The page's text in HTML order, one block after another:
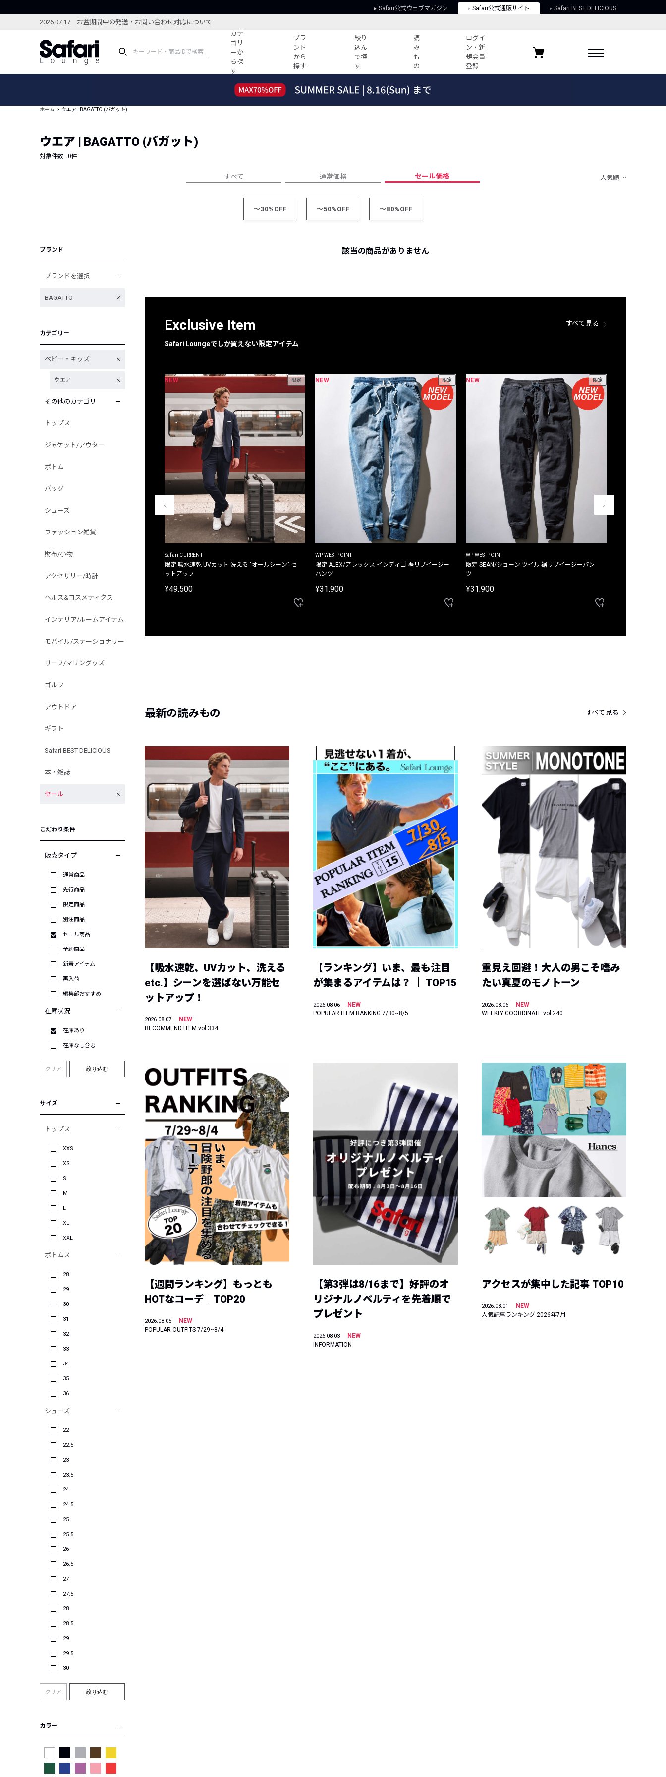
Safari公式ウェブマガジン Safari公式通販サイト Safari BEST DELICIOUS
2026.07.17 お盆期間中の発送・お問い合わせ対応について
カテ
ゴリ
ーか
ら探
す
ブラ
ンド
から
探す
絞り
込ん
で探
す
読
み
も
の
ログイ
ン・新
規会員
登録
ブランドから探す
新着アイテム
編集部のおすすめアイテム
コーディネート
すべての記事
人気記事ランキング
ウィークリーコーデ
プライバシーポリシー
お気に入りブランド
ホーム ウエア | BAGATTO (バガット)
ウエア | BAGATTO (バガット)
対象件数 : 0件
すべて 通常価格 セール価格 人気順
～30%OFF ～50%OFF ～80%OFF
ブランド
ブランドを選択
BAGATTO
カテゴリー
ベビー・キッズ
ウエア
その他のカテゴリ
トップス
ジャケット/アウター
ボトム
バッグ
シューズ
ファッション雑貨
財布/小物
アクセサリー/時計
ヘルス&コスメティクス
インテリア/ルームアイテム
モバイル/ステーショナリー
サーフ/マリングッズ
ゴルフ
アウトドア
ギフト
Safari BEST DELICIOUS
本・雑誌
セール
こだわり条件
販売タイプ
通常商品
先行商品
限定商品
別注商品
セール商品
予約商品
新着アイテム
再入荷
編集部おすすめ
在庫状況
在庫あり
在庫なし含む
クリア 絞り込む
サイズ
トップス
XXS
XS
S
M
L
XL
XXL
ボトムス
28
29
30
31
32
33
34
35
36
シューズ
22
22.5
23
23.5
24
24.5
25
25.5
26
26.5
27
27.5
28
28.5
29
29.5
30
クリア 絞り込む
カラー
該当の商品がありません
Exclusive Item
Safari Loungeでしか買えない限定アイテム
すべて見る
NEW 限定
Safari CURRENT
限定 吸水速乾 UVカット 洗える "オールシーン" セ
ットアップ
¥49,500
NEW 限定
WP WESTPOINT
限定 ALEX/アレックス インディゴ 裾リブイージー
パンツ
¥31,900
NEW 限定
WP WESTPOINT
限定 SEAN/ショーン ツイル 裾リブイージーパン
ツ
¥31,900
最新の読みもの すべて見る
【吸水速乾、UVカット、洗える
etc.】シーンを選ばない万能セ
ットアップ！
2026.08.07
NEW
RECOMMEND ITEM vol.334
【ランキング】いま、最も注目
が集まるアイテムは？ ｜ TOP15
2026.08.06
NEW
POPULAR ITEM RANKING 7/30~8/5
重見え回避！大人の男こそ嗜み
たい真夏のモノトーン
2026.08.06
NEW
WEEKLY COORDINATE vol.240
【週間ランキング】もっとも
HOTなコーデ｜TOP20
2026.08.05
NEW
POPULAR OUTFITS 7/29~8/4
【第3弾は8/16まで】好評のオ
リジナルノベルティを先着順で
プレゼント
2026.08.03
NEW
INFORMATION
アクセスが集中した記事 TOP10
2026.08.01
NEW
人気記事ランキング 2026年7月